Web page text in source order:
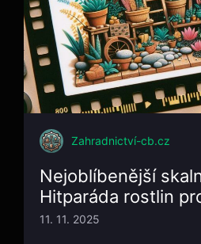
Zahradnictví-cb.cz
Nejoblíbenější
Hitparáda rostlin
11. 11. 2025